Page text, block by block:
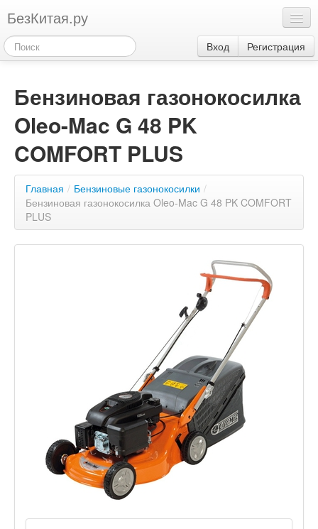
БезКитая.ру
Каталог
Контакты
Акции 3
Вход Регистрация
Бензиновая газонокосилка
Oleo-Mac G 48 PK
COMFORT PLUS
Главная / Бензиновые газонокосилки /
Бензиновая газонокосилка Oleo-Mac G 48 PK COMFORT
PLUS